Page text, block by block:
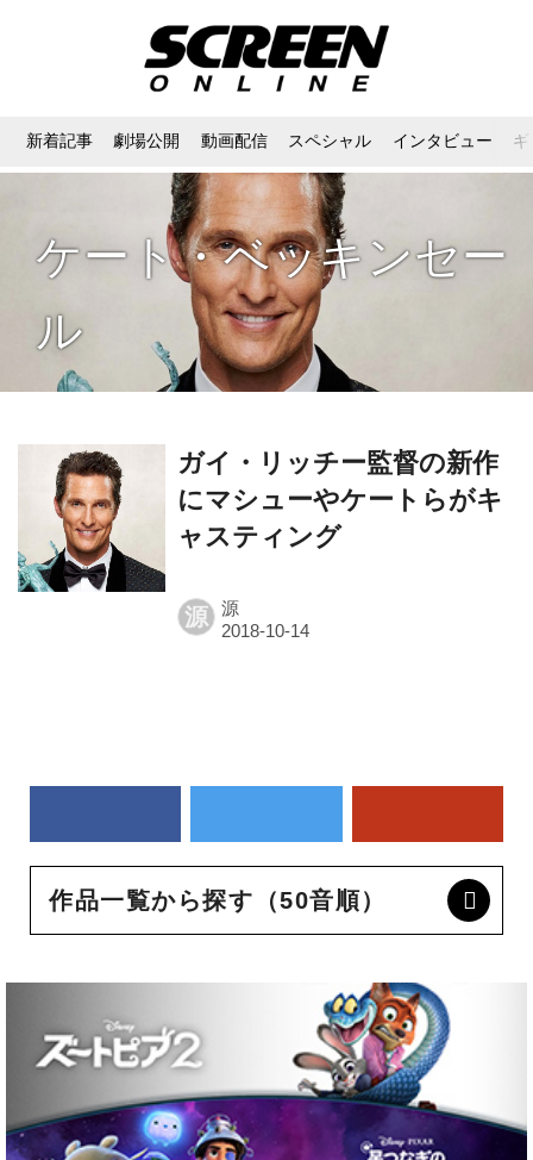
新着記事 劇場公開 動画配信 スペシャル インタビュー
ケート・ベッキンセー
ル
ガイ・リッチー監督の新作
にマシューやケートらがキ
ャスティング
源 源
作品一覧から探す（50音順）